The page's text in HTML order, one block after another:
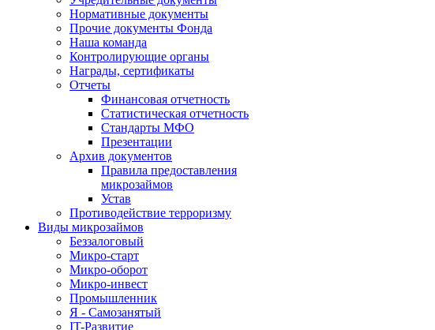
Нормативные документы
Прочие документы Фонда
Наша команда
Контролирующие органы
Награды, сертификаты
Отчеты
Финансовая отчетность
Статистическая отчетность
Стандарты МФО
Презентации
Архив документов
Правила предоставления
микрозаймов
Устав
Противодействие терроризму
Виды микрозаймов
Беззалоговый
Микро-старт
Микро-оборот
Микро-инвест
Промышленник
Я - Самозанятый
IT-Развитие